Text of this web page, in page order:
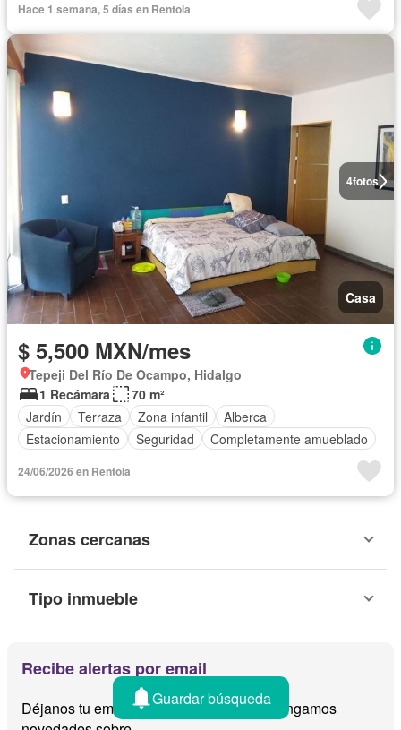
Hace 1 semana, 5 días en Rentola
4fotos
Casa
$ 5,500 MXN/mes
Tepeji Del Río De Ocampo, Hidalgo
1 Recámara
70 m²
Jardín
Terraza Zona infantil
Alberca
Estacionamiento
Seguridad Completamente amueblado
24/06/2026 en Rentola
Zonas cercanas
Tipo inmueble
Recibe alertas por email
Déjanos tu email y te avisamos cuando tengamos
Guardar búsqueda